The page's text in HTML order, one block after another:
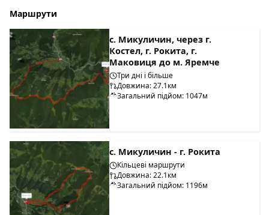
Маршрути
с. Микуличин, через г.
Костел, г. Рокита, г.
Маковиця до м. Яремче
Три дні і більше
Довжина: 27.1км
Загальний підйом: 1047м
с. Микуличин - г. Рокита
Кільцеві маршрути
Довжина: 22.1км
Загальний підйом: 1196м